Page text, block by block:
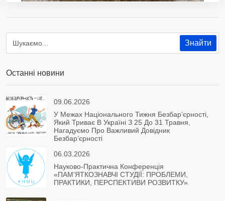
Останні новини
09.06.2026
У Межах Національного Тижня Безбар’єрності,
Який Триває В Україні З 25 До 31 Травня,
Нагадуємо Про Важливий Довідник
Безбар’єрності
06.03.2026
Науково-Практична Конференція
«ПАМ’ЯТКОЗНАВЧІ СТУДІЇ: ПРОБЛЕМИ,
ПРАКТИКИ, ПЕРСПЕКТИВИ РОЗВИТКУ»